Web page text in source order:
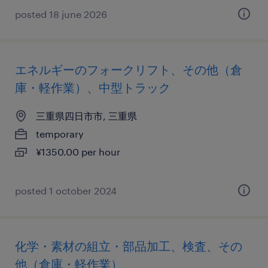
posted 18 june 2026
エネルギーのフォークリフト、その他（倉
庫・軽作業）、中型トラック
三重県四日市市, 三重県
temporary
¥1350.00 per hour
posted 1 october 2024
化学・素材の組立・部品加工、検査、その
他（倉庫・軽作業）